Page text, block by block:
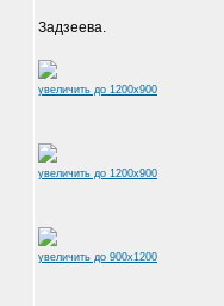
Задзеева.
увеличить до 1200x900
увеличить до 1200x900
увеличить до 900x1200